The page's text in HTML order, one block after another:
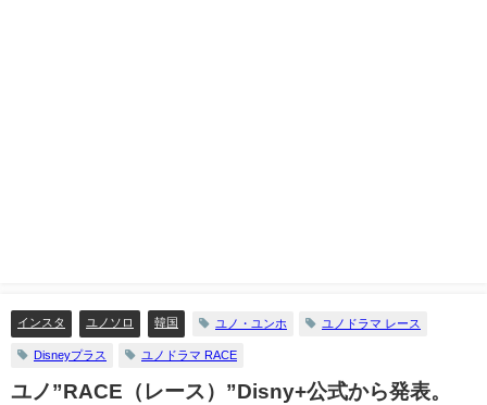
インスタ ユノソロ 韓国 ユノ・ユンホ ユノドラマ レース
Disneyプラス ユノドラマ RACE
ユノ”RACE（レース）”Disny+公式から発表。